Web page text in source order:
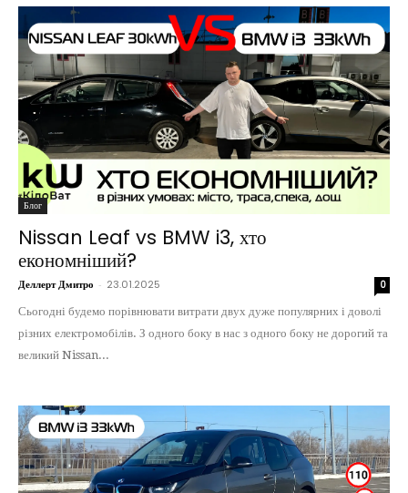
Блог
Nissan Leaf vs BMW i3, хто
економніший?
Деллерт Дмитро - 23.01.2025
0
Сьогодні будемо порівнювати витрати двух дуже популярних і доволі
різних електромобілів. З одного боку в нас з одного боку не дорогий та
великий Nissan...